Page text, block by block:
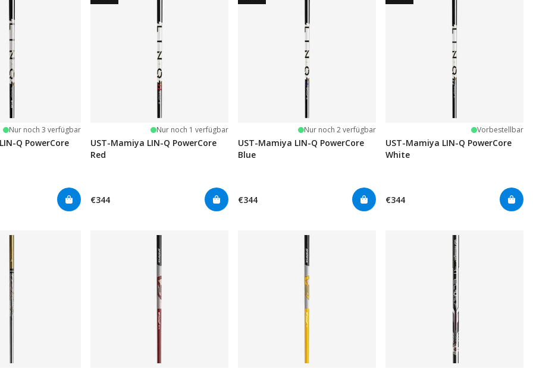
Nur noch 3 verfügbar
Q PowerCore
Nur noch 1 verfügbar
UST-Mamiya LIN-Q PowerCore
Red
€344
Nur noch 2 verfügbar
UST-Mamiya LIN-Q PowerCore
Blue
€344
Vorbestellbar
UST-Mamiya LIN-Q PowerCore
White
€344